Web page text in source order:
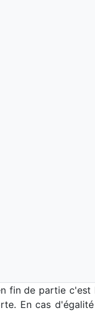
fin de partie c'est
En cas